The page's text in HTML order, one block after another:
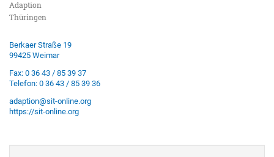
Adaption
Thüringen
Berkaer Straße 19
99425 Weimar
Fax: 0 36 43 / 85 39 37
Telefon: 0 36 43 / 85 39 36
adaption@sit-online.org
https://sit-online.org